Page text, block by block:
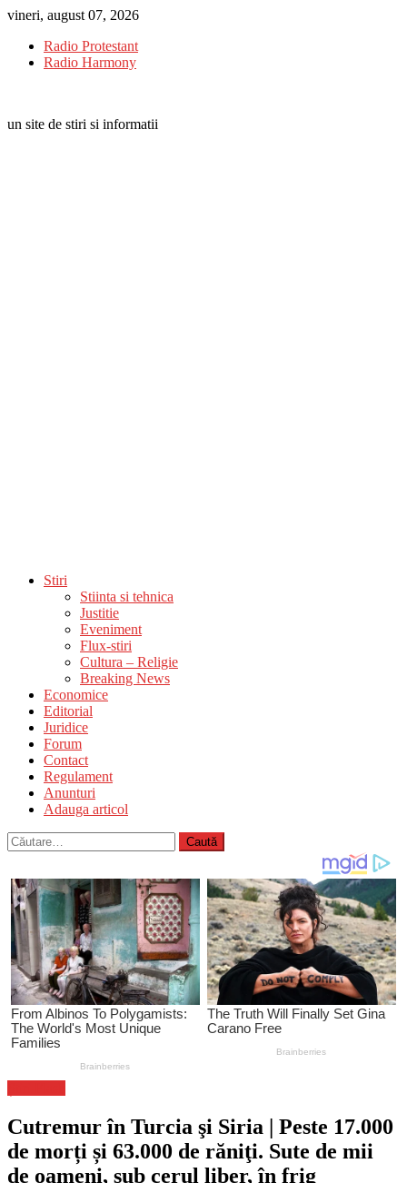
Skip
content
vineri, august 07, 2026
Radio Protestant
Radio Harmony
un site de stiri si informatii
Stiri
Stiinta si tehnica
Justitie
Eveniment
Flux-stiri
Cultura – Religie
Breaking News
Economice
Editorial
Juridice
Forum
Contact
Regulament
Anunturi
Adauga articol
Caută
după:
Cutremur în Turcia şi Siria | Peste 17.000
de morți și 63.000 de răniţi. Sute de mii
de oameni, sub cerul liber, în frig